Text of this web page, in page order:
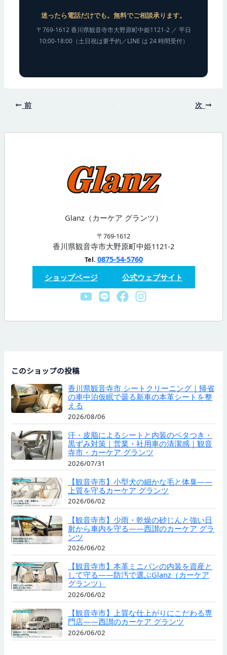
迷ったら電話だけでも。無料でご相談承ります。
〒769-1612 香川県観音寺市大野原町中姫1121-2 ／ 平日
10:00-18:00（土日祝は要予約／LINE は 24 時間受付）
前 次
Glanz（カーケア グランツ）
〒769-1612
香川県観音寺市大野原町中姫1121-2
Tel. 0875-54-5760
ショップページ
公式ウェブサイト
このショップの投稿
香川県観音寺市 シートクリーニング｜帰省
の車中泊仮眠で曇る新車の本革シートを整
える
2026/08/06
汗・皮脂によるシートと内装のベタつき・
黒ずみ対策｜営業・社用車の清潔感｜観音
寺市・カーケア グランツ
2026/07/31
【観音寺市】小型犬の細かな毛と体臭——
上質を守るカーケア グランツ
2026/06/02
【観音寺市】少雨・乾燥の砂じんと強い日
射から車内を守る——西讃のカーケア グラ
ンツ
2026/06/02
【観音寺市】本革ミニバンの内装を資産と
して守る——防汚で選ぶGlanz（カーケア
グランツ）
2026/06/02
【観音寺市】上質な仕上がりにこだわる専
門店——西讃のカーケア グランツ
2026/06/02